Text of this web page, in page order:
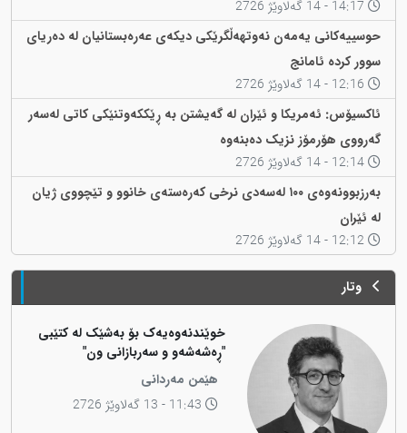
حوسییەکانی یەمەن نەوتهەڵگرێکی دیکەی عەرەبستانیان لە دەریای
سوور کردە ئامانج
ئاکسیۆس: ئەمریکا و ئێران لە گەیشتن بە ڕێککەوتنێکی کاتی لەسەر
گەرووی هۆرمۆز نزیک دەبنەوە
بەرزبوونەوەی ١٠٠ لەسەدی نرخی کەرەستەی خانوو و تێچووی ژیان
لە ئێران
وتار
خوێندنەوەیەک بۆ بەشێک لە کتێبی
"ڕەشەشەو و سەربازانی ون"
هێمن مەردانی